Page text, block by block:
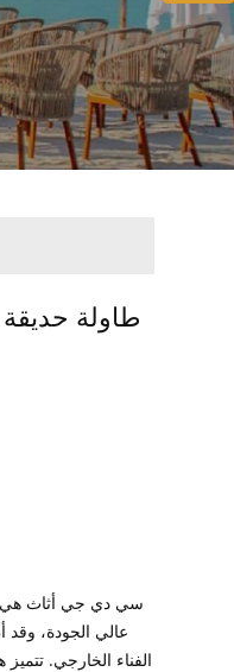
طاولة
سي دي جي أثاث هي
عالي الجودة،
الفناء الخارجي.